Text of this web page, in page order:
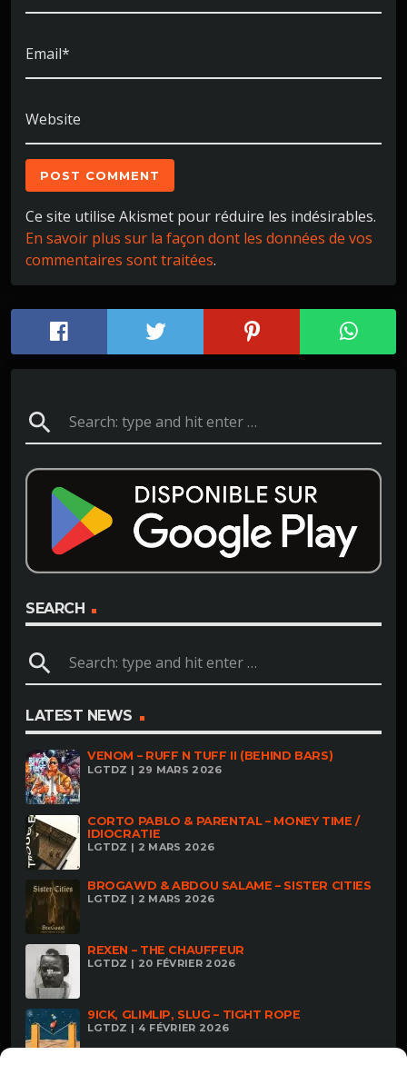
Email*
Website
Ce site utilise Akismet pour réduire les indésirables.
En savoir plus sur la façon dont les données de vos
commentaires sont traitées.
search
SEARCH
search
LATEST NEWS
VENOM – RUFF N TUFF II (BEHIND BARS)
LGTDZ | 29 MARS 2026
CORTO PABLO & PARENTAL – MONEY TIME /
IDIOCRATIE
LGTDZ | 2 MARS 2026
BROGAWD & ABDOU SALAME – SISTER CITIES
LGTDZ | 2 MARS 2026
REXEN – THE CHAUFFEUR
LGTDZ | 20 FÉVRIER 2026
9ICK, GLIMLIP, SLUG – TIGHT ROPE
LGTDZ | 4 FÉVRIER 2026